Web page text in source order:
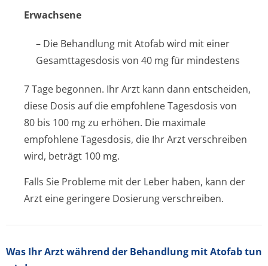
Erwachsene
– Die Behandlung mit Atofab wird mit einer
Gesamttagesdosis von 40 mg für mindestens
7 Tage begonnen. Ihr Arzt kann dann entscheiden,
diese Dosis auf die empfohlene Tagesdosis von
80 bis 100 mg zu erhöhen. Die maximale
empfohlene Tagesdosis, die Ihr Arzt verschreiben
wird, beträgt 100 mg.
Falls Sie Probleme mit der Leber haben, kann der
Arzt eine geringere Dosierung verschreiben.
Was Ihr Arzt während der Behandlung mit Atofab tun